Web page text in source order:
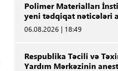
Polimer Materialları
yeni tədqiqat nəticələri
06.08.2026 | 18:49
Respublika Təcili və
Yardım Mərkəzinin